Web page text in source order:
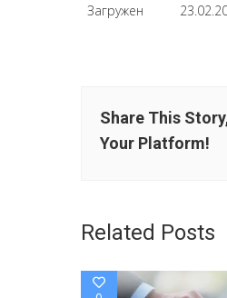
Загружен
Share This
Your Platform!
Related Posts